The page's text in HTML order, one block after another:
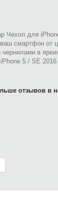
Чехол для
смартфон от
в
5 / SE
отзывов в